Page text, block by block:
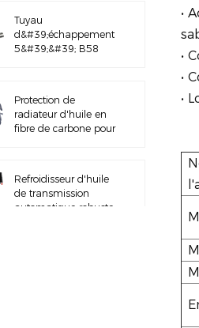
•
•
•
•
Tuyau
d&#39;échappement
5&#39;&#39; B58
Protection de
radiateur d'huile en
fibre de carbone pour
Refroidisseur d'huile
de transmission
automatique robuste